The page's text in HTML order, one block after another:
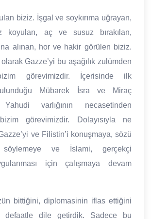
biziz. İşgal ve soykırıma uğrayan,
koyulan, aç ve susuz bırakılan,
alınan, hor ve hakir görülen biziz.
Gazze’yi bu aşağılık zulümden
görevimizdir. İçerisinde ilk
Mübarek İsra ve Miraç
Yahudi varlığının necasetinden
görevimizdir. Dolayısıyla ne
ve Filistin’i konuşmaya, sözü
söylemeye ve İslami, gerçekçi
için çalışmaya devam
bittiğini, diplomasinin iflas ettiğini
defaatle dile getirdik. Sadece bu